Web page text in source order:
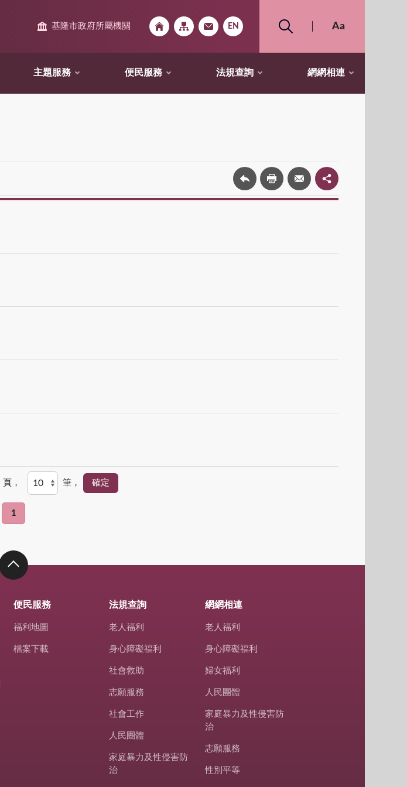
基隆市政府所屬機關
主題服務 便民服務 法規查詢 網網相連
頁， 筆，
1
便民服務
福利地圖
檔案下載
法規查詢
老人福利
身心障礙福利
社會救助
志願服務
社會工作
人民團體
家庭暴力及性侵害防
治
網網相連
老人福利
身心障礙福利
婦女福利
人民團體
家庭暴力及性侵害防
治
志願服務
性別平等